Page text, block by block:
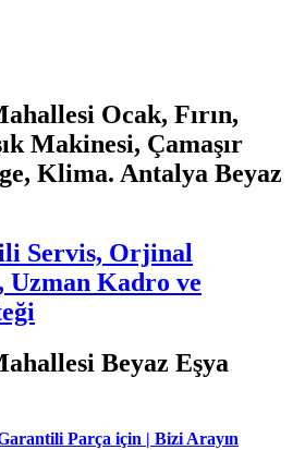
Ocak, Fırın,
Makinesi, Çamaşır
Klima. Antalya Beyaz
Servis, Orjinal
Uzman Kadro ve
Beyaz Eşya
Parça için | Bizi Arayın